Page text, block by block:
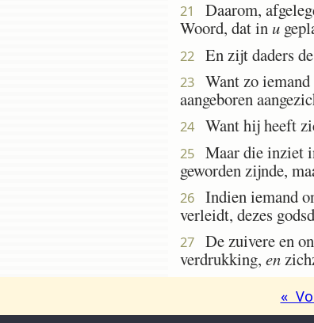
21
Daarom,
Woord, dat in u
22 En zijt daders
23
Want zo
aangeboren
24 Want hij heeft
25
Maar die inziet
geworden zijnde,
26 Indien iemand
verleidt, dezes
27
De zuivere en
verdrukking, en
«